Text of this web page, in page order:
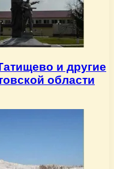
и другие
области